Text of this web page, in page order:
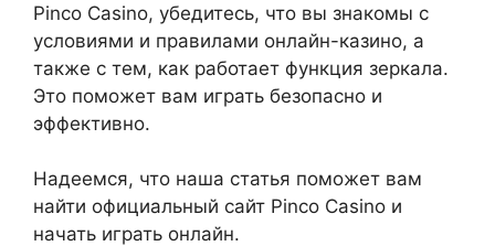
Pinco Casino, убедитесь, что вы знакомы с
условиями и правилами онлайн-казино, а
также с тем, как работает функция зеркала.
Это поможет вам играть безопасно и
эффективно.
Надеемся, что наша статья поможет вам
найти официальный сайт Pinco Casino и
начать играть онлайн.